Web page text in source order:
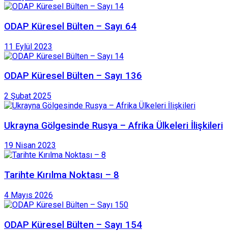
ODAP Küresel Bülten – Sayı 64
11 Eylül 2023
ODAP Küresel Bülten – Sayı 136
2 Şubat 2025
Ukrayna Gölgesinde Rusya – Afrika Ülkeleri İlişkileri
19 Nisan 2023
Tarihte Kırılma Noktası – 8
4 Mayıs 2026
ODAP Küresel Bülten – Sayı 154